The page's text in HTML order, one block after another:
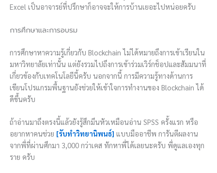
Excel เป็นอาจารย์ที่ปรึกษาก็อาจจะให้การบ้านเยอะไปหน่อยครับ
การศึกษาและการอบรม
การศึกษาหาความรู้เกี่ยวกับ Blockchain ไม่ได้หมายถึงการเข้าเรียนใน
มหาวิทยาลัยเท่านั้น แต่ยังรวมไปถึงการเข้าร่วมเวิร์กช็อปและสัมมนาที่
เกี่ยวข้องกับเทคโนโลยีนี้ครับ นอกจากนี้ การมีความรู้ทางด้านการ
เขียนโปรแกรมพื้นฐานยังช่วยให้เข้าใจการทำงานของ Blockchain ได้
ดีขึ้นครับ
ถ้าอ่านมาถึงตรงนี้แล้วยังรู้สึกมึนหัวเหมือนอ่าน SPSS ครั้งแรก หรือ
อยากหาคนช่วย [รับทำวิทยานิพนธ์] แบบมืออาชีพ การันตีผลงาน
จากพี่ที่ผ่านศึกมา 3,000 กว่าเคส ทักหาพี่ได้เลยนะครับ พี่ดูแลเองทุก
ราย ครับ